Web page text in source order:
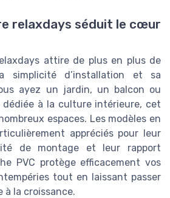
relaxdays séduit le cœur
attire de plus en plus de
simplicité d’installation et sa
ayez un jardin, un balcon ou
dédiée à la culture intérieure, cet
espaces. Les modèles en
appréciés pour leur
de montage et leur rapport
PVC protège efficacement vos
tout en laissant passer
à la croissance.